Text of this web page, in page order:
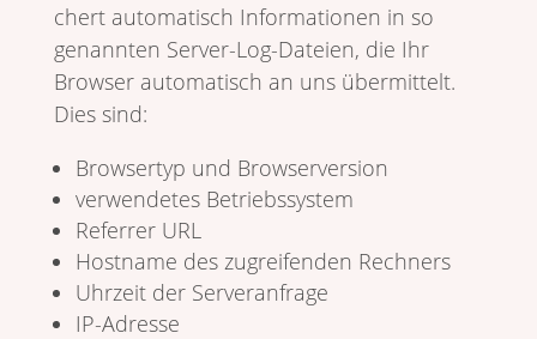
chert auto­ma­tisch Infor­ma­tionen in so
genannten Server-Log-Dateien, die Ihr
Browser auto­ma­tisch an uns über­mit­telt.
Dies sind:
Brow­sertyp und Browserversion
verwen­detes Betriebssystem
Referrer URL
Host­name des zugrei­fenden Rechners
Uhrzeit der Serveranfrage
IP-Adresse